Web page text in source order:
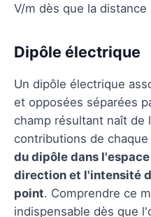
V/m dès que la distance
Dipôle électrique
Un dipôle électrique
et opposées séparées
champ résultant naît de
contributions de
du dipôle dans
direction et l'intensité
point. Comprendre ce
indispensable dès que